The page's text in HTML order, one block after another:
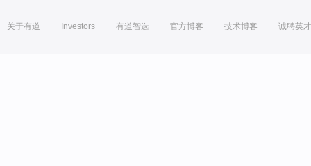
关于有道 Investors 有道智选 官方博客 技术博客 诚聘英才